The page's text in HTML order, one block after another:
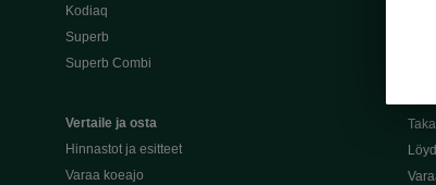
Kodiaq
Superb
Superb Combi
Vertaile ja osta
Hinnastot ja esitteet
Varaa koeajo